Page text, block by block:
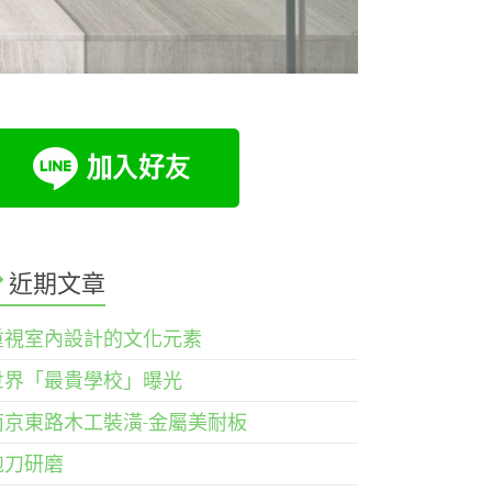
近期文章
視室內設計的文化元素
界「最貴學校」曝光
京東路木工裝潢-金屬美耐板
刀研磨